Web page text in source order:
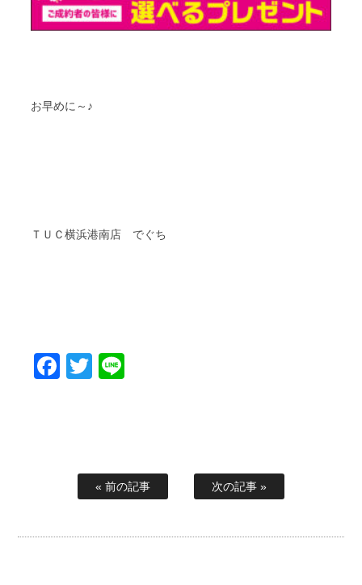
お早めに～♪
ＴＵＣ横浜港南店 でぐち
Facebook
Twitter
« 前の記事 次の記事 »